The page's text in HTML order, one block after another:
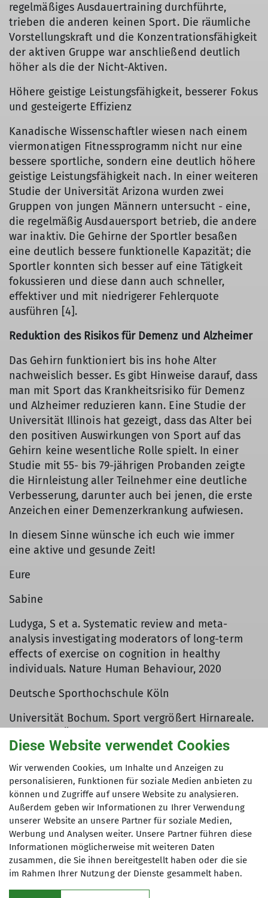
regelmäßiges Ausdauertraining durchführte,
trieben die anderen keinen Sport. Die räumliche
Vorstellungskraft und die Konzentrationsfähigkeit
der aktiven Gruppe war anschließend deutlich
höher als die der Nicht-Aktiven.
Höhere geistige Leistungsfähigkeit, besserer Fokus
und gesteigerte Effizienz
Kanadische Wissenschaftler wiesen nach einem
viermonatigen Fitnessprogramm nicht nur eine
bessere sportliche, sondern eine deutlich höhere
geistige Leistungsfähigkeit nach. In einer weiteren
Studie der Universität Arizona wurden zwei
Gruppen von jungen Männern untersucht - eine,
die regelmäßig Ausdauersport betrieb, die andere
war inaktiv. Die Gehirne der Sportler besaßen
eine deutlich bessere funktionelle Kapazität; die
Sportler konnten sich besser auf eine Tätigkeit
fokussieren und diese dann auch schneller,
effektiver und mit niedrigerer Fehlerquote
ausführen [4].
Reduktion des Risikos für Demenz und Alzheimer
Das Gehirn funktioniert bis ins hohe Alter
nachweislich besser. Es gibt Hinweise darauf, dass
man mit Sport das Krankheitsrisiko für Demenz
und Alzheimer reduzieren kann. Eine Studie der
Universität Illinois hat gezeigt, dass das Alter bei
den positiven Auswirkungen von Sport auf das
Gehirn keine wesentliche Rolle spielt. In einer
Studie mit 55- bis 79-jährigen Probanden zeigte
die Hirnleistung aller Teilnehmer eine deutliche
Verbesserung, darunter auch bei jenen, die erste
Anzeichen einer Demenzerkrankung aufwiesen.
In diesem Sinne wünsche ich euch wie immer
eine aktive und gesunde Zeit!
Eure
Sabine
Ludyga, S et a. Systematic review and meta-
analysis investigating moderators of long-term
effects of exercise on cognition in healthy
individuals. Nature Human Behaviour, 2020
Deutsche Sporthochschule Köln
Universität Bochum. Sport vergrößert Hirnareale.
Deutschen Gesellschaft für Klinische
Neurophysiologie und funktionelle Bildgebung
(DGKN) 2013
David A. Raichlen et al. Differences in Resting
State Functional Connectivity between Young
Adult Endurance Athletes and Healthy Controls.
Hum. Neurosci., 29 November 2016
Diese Website verwendet Cookies
Wir verwenden Cookies, um Inhalte und Anzeigen zu
personalisieren, Funktionen für soziale Medien anbieten zu
können und Zugriffe auf unsere Website zu analysieren.
Außerdem geben wir Informationen zu Ihrer Verwendung
unserer Website an unsere Partner für soziale Medien,
Werbung und Analysen weiter. Unsere Partner führen diese
Informationen möglicherweise mit weiteren Daten
zusammen, die Sie ihnen bereitgestellt haben oder die sie
im Rahmen Ihrer Nutzung der Dienste gesammelt haben.